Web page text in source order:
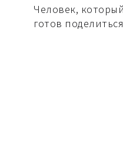
Человек,
готов